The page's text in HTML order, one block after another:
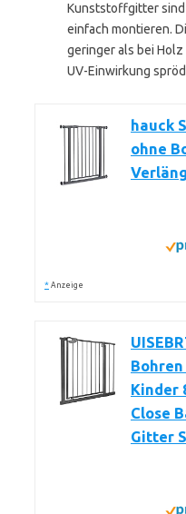
Kunststoffgitter
einfach montieren.
geringer als bei
UV-Einwirkung
hauck
ohne
* Anzeige
Kinder
Close
Gitter